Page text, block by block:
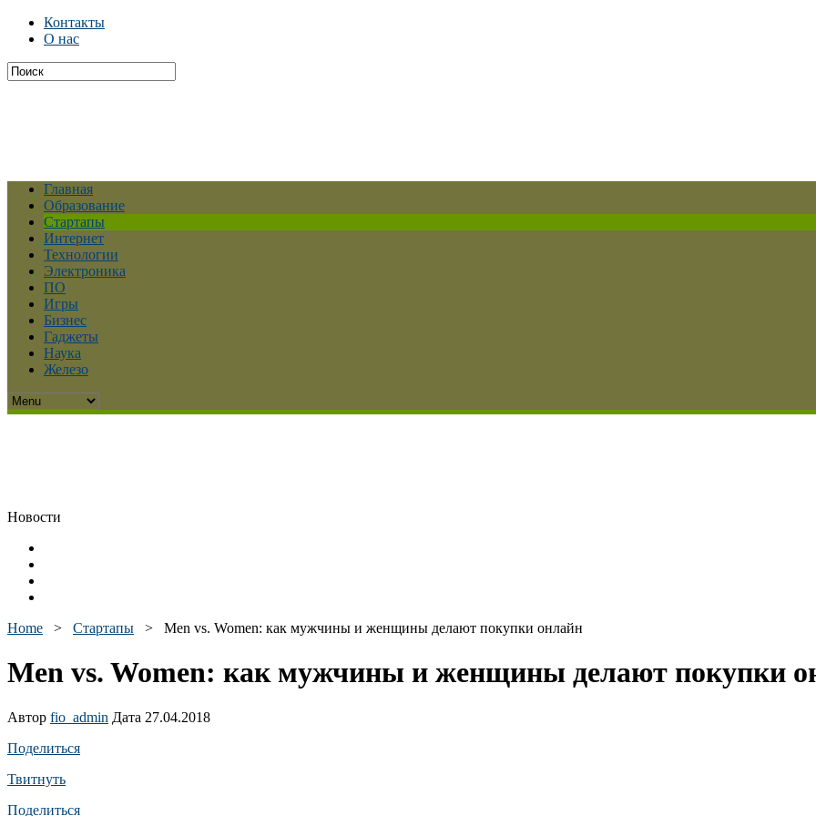
Контакты
О нас
Главная
Образование
Стартапы
Интернет
Технологии
Электроника
ПО
Игры
Бизнес
Гаджеты
Наука
Железо
Новости
Home > Стартапы > Men vs. Women: как мужчины и женщины делают покупки онлайн
Men vs. Women: как мужчины и женщины делают покупки
Автор fio_admin Дата 27.04.2018
Поделиться
Твитнуть
Поделиться